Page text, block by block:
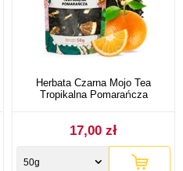
Herbata Czarna Mojo Tea
Tropikalna Pomarańcza
17,00 zł
50g